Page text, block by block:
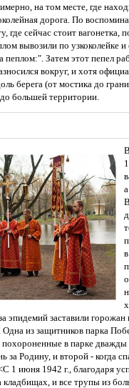
на том месте, где
дорога. По
где сейчас стоит
вывозили по
пеплом:". Затем этот пепел
вокруг, и хотя
берега (от мостика до
большей территории.
эпидемий заставили
из защитников парка
в парке дважды
за Родину, и второй - когда
1 июня 1942 г., благодаря
и все трупы из